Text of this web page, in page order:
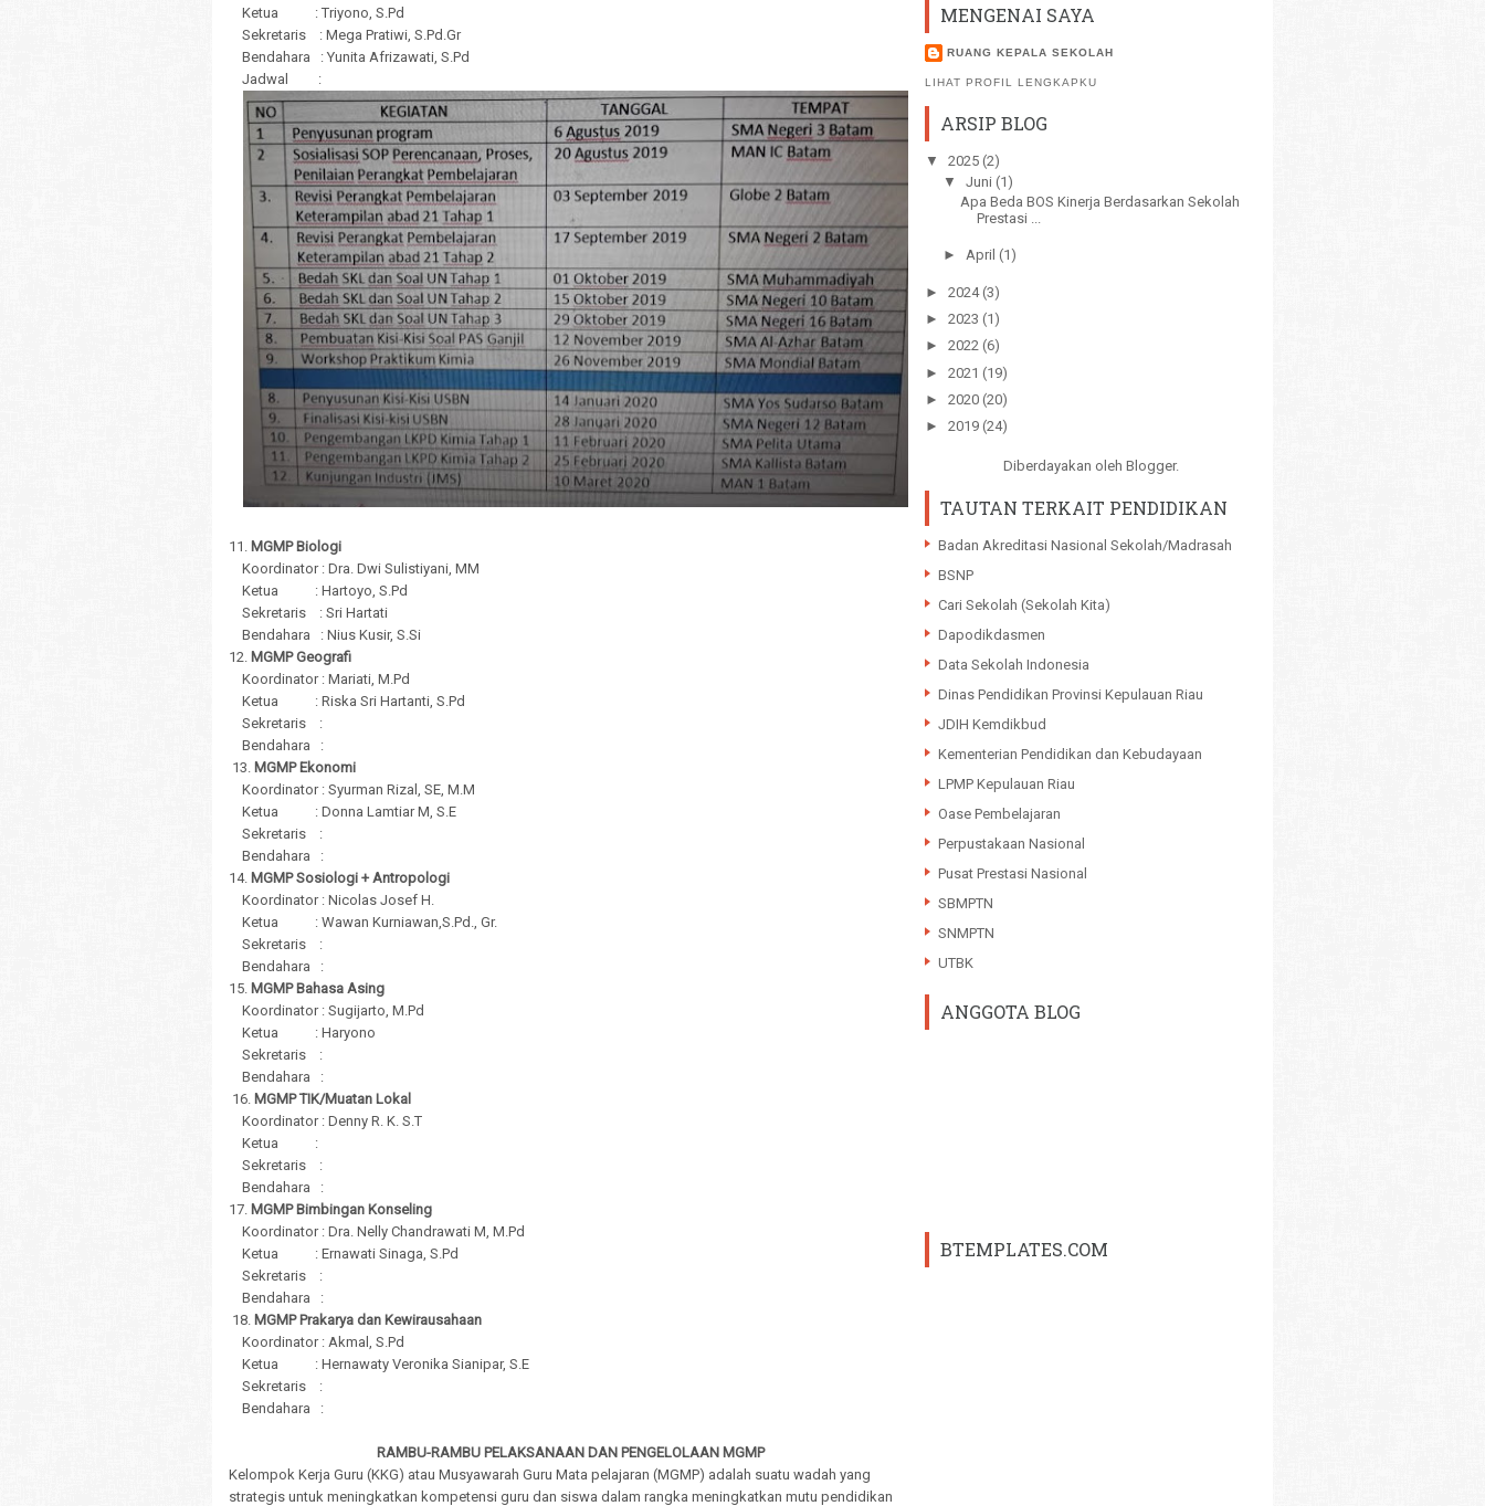
Ketua : Triyono, S.Pd
Sekretaris : Mega Pratiwi, S.Pd.Gr
Bendahara : Yunita Afrizawati, S.Pd
Jadwal :
11. MGMP Biologi
Koordinator : Dra. Dwi Sulistiyani, MM
Ketua : Hartoyo, S.Pd
Sekretaris : Sri Hartati
Bendahara : Nius Kusir, S.Si
12. MGMP Geografi
Koordinator : Mariati, M.Pd
Ketua : Riska Sri Hartanti, S.Pd
Sekretaris :
Bendahara :
13. MGMP Ekonomi
Koordinator : Syurman Rizal, SE, M.M
Ketua : Donna Lamtiar M, S.E
Sekretaris :
Bendahara :
14. MGMP Sosiologi + Antropologi
Koordinator : Nicolas Josef H.
Ketua : Wawan Kurniawan,S.Pd., Gr.
Sekretaris :
Bendahara :
15. MGMP Bahasa Asing
Koordinator : Sugijarto, M.Pd
Ketua : Haryono
Sekretaris :
Bendahara :
16. MGMP TIK/Muatan Lokal
Koordinator : Denny R. K. S.T
Ketua :
Sekretaris :
Bendahara :
17. MGMP Bimbingan Konseling
Koordinator : Dra. Nelly Chandrawati M, M.Pd
Ketua : Ernawati Sinaga, S.Pd
Sekretaris :
Bendahara :
18. MGMP Prakarya dan Kewirausahaan
Koordinator : Akmal, S.Pd
Ketua : Hernawaty Veronika Sianipar, S.E
Sekretaris :
Bendahara :
RAMBU-RAMBU PELAKSANAAN DAN PENGELOLAAN MGMP
Kelompok Kerja Guru (KKG) atau Musyawarah Guru Mata pelajaran (MGMP) adalah suatu wadah yang
strategis untuk meningkatkan kompetensi guru dan siswa dalam rangka meningkatkan mutu pendidikan
MENGENAI SAYA
RUANG KEPALA SEKOLAH
LIHAT PROFIL LENGKAPKU
ARSIP BLOG
▼ 2025 (2)
▼ Juni (1)
Apa Beda BOS Kinerja Berdasarkan Sekolah
Prestasi ...
► April (1)
► 2024(3)
► 2023 (1)
► 2022 (6)
► 2021 (19)
► 2020 (20)
► 2019 (24)
Diberdayakan oleh Blogger.
TAUTAN TERKAIT PENDIDIKAN
Badan Akreditasi Nasional Sekolah/Madrasah
BSNP
Cari Sekolah (Sekolah Kita)
Dapodikdasmen
Data Sekolah Indonesia
Dinas Pendidikan Provinsi Kepulauan Riau
JDIH Kemdikbud
Kementerian Pendidikan dan Kebudayaan
LPMP Kepulauan Riau
Oase Pembelajaran
Perpustakaan Nasional
Pusat Prestasi Nasional
SBMPTN
SNMPTN
UTBK
ANGGOTA BLOG
BTEMPLATES.COM